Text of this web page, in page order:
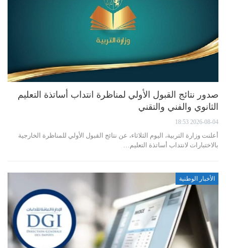
صدور نتائج القبول الأولي لمناظرة انتداب أساتذة التعليم
الثانوي والفني والتقني
2026-08-04 18:53
أعلنت وزارة التربية، اليوم الثلاثاء، عن نتائج القبول الأولي للمناظرة الخارجية
بالاختبارات لانتداب أساتذة التعليم…
الأخبار الوطنية